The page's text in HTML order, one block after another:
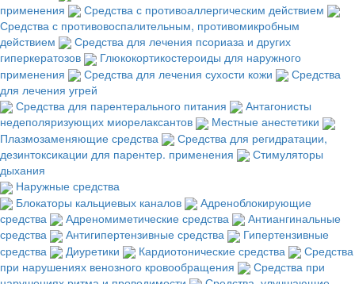
применения
Средства с противоаллергическим действием
Средства с противовоспалительным, противомикробным
действием
Средства для лечения псориаза и других
гиперкератозов
Глюкокортикостероиды для наружного
применения
Средства для лечения сухости кожи
Средства
для лечения угрей
Средства для парентерального питания
Антагонисты
недеполяризующих миорелаксантов
Местные анестетики
Плазмозаменяющие средства
Средства для регидратации,
дезинтоксикации для парентер. применения
Стимуляторы
дыхания
Наружные средства
Блокаторы кальциевых каналов
Адреноблокирующие
средства
Адреномиметические средства
Антиангинальные
средства
Антигипертензивные средства
Гипертензивные
средства
Диуретики Кардиотонические средства
Средства
при нарушениях венозного кровообращения
Средства при